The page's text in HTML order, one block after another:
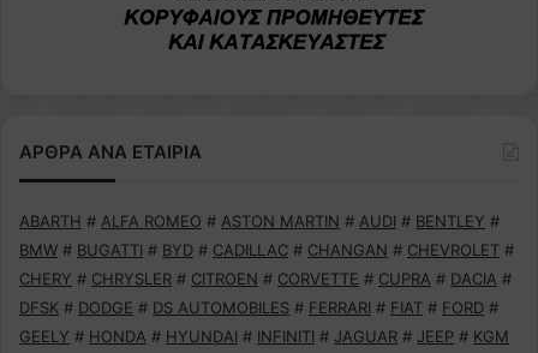
ΑΡΘΡΑ ΑΝΑ ΕΤΑΙΡΙΑ
ABARTH # ALFA ROMEO # ASTON MARTIN # AUDI # BENTLEY #
BMW # BUGATTI # BYD # CADILLAC # CHANGAN # CHEVROLET #
CHERY # CHRYSLER # CITROEN # CORVETTE # CUPRA # DACIA #
DFSK # DODGE # DS AUTOMOBILES # FERRARI # FIAT # FORD #
GEELY # HONDA # HYUNDAI # INFINITI # JAGUAR # JEEP # KGM